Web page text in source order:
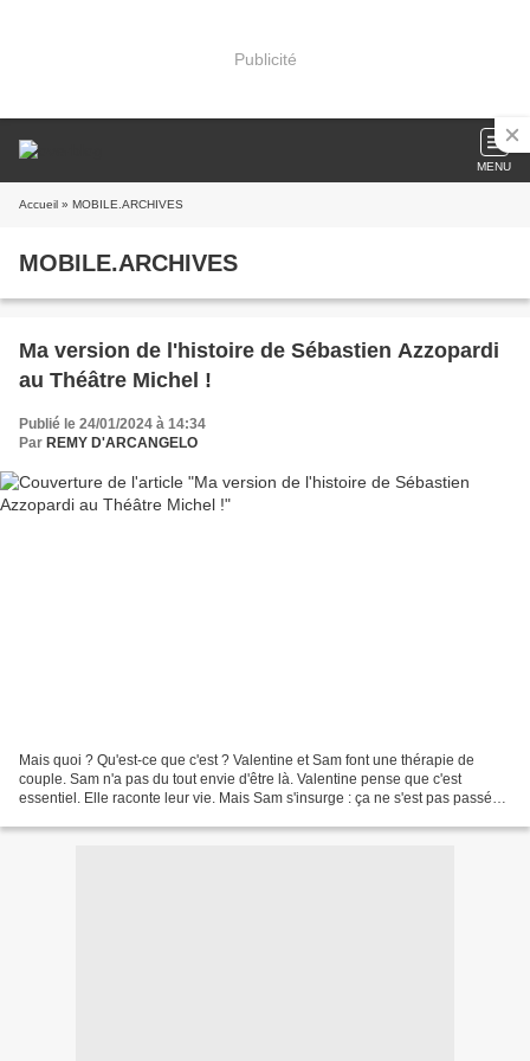
Publicité
MENU
Accueil » MOBILE.ARCHIVES
MOBILE.ARCHIVES
Ma version de l'histoire de Sébastien Azzopardi
au Théâtre Michel !
Publié le 24/01/2024 à 14:34
Par REMY D'ARCANGELO
Mais quoi ? Qu'est-ce que c'est ? Valentine et Sam font une thérapie de
couple. Sam n'a pas du tout envie d'être là. Valentine pense que c'est
essentiel. Elle raconte leur vie. Mais Sam s'insurge : ça ne s'est pas passé